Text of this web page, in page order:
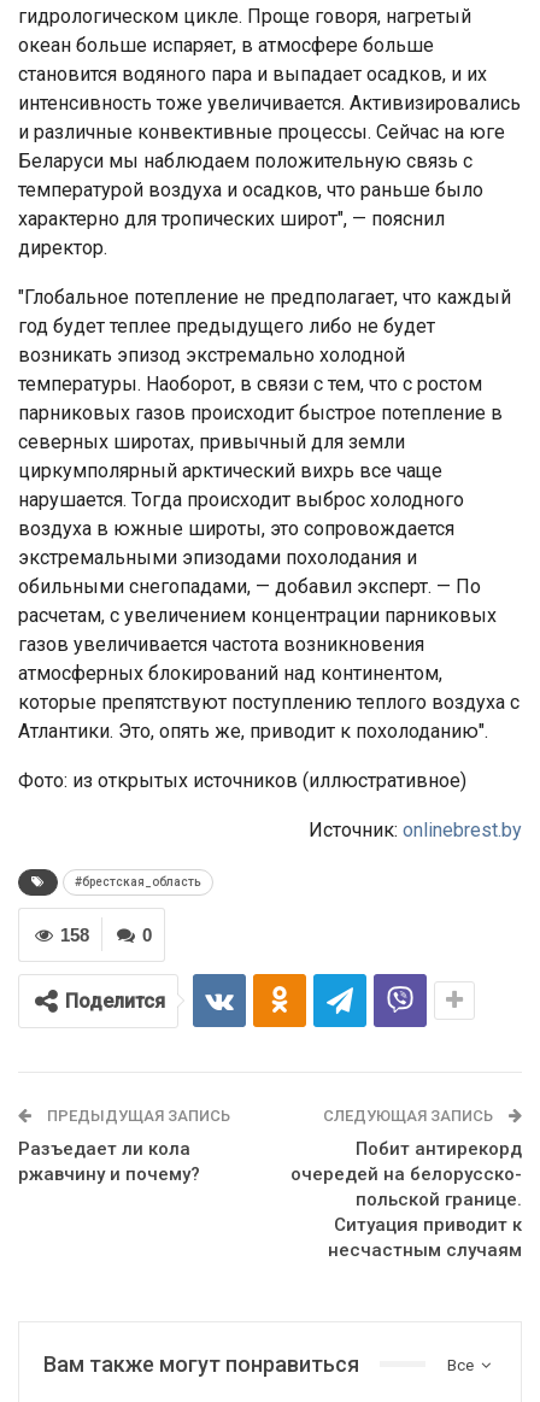
гидрологическом цикле. Проще говоря, нагретый
океан больше испаряет, в атмосфере больше
становится водяного пара и выпадает осадков, и их
интенсивность тоже увеличивается. Активизировались
и различные конвективные процессы. Сейчас на юге
Беларуси мы наблюдаем положительную связь с
температурой воздуха и осадков, что раньше было
характерно для тропических широт", — пояснил
директор.
"Глобальное потепление не предполагает, что каждый
год будет теплее предыдущего либо не будет
возникать эпизод экстремально холодной
температуры. Наоборот, в связи с тем, что с ростом
парниковых газов происходит быстрое потепление в
северных широтах, привычный для земли
циркумполярный арктический вихрь все чаще
нарушается. Тогда происходит выброс холодного
воздуха в южные широты, это сопровождается
экстремальными эпизодами похолодания и
обильными снегопадами, — добавил эксперт. — По
расчетам, с увеличением концентрации парниковых
газов увеличивается частота возникновения
атмосферных блокирований над континентом,
которые препятствуют поступлению теплого воздуха с
Атлантики. Это, опять же, приводит к похолоданию".
Фото: из открытых источников (иллюстративное)
Источник: onlinebrest.by
#брестская_область
0
158
Поделится
ПРЕДЫДУЩАЯ ЗАПИСЬ
Разъедает ли кола
ржавчину и почему?
СЛЕДУЮЩАЯ ЗАПИСЬ
Побит антирекорд
очередей на белорусско-
польской границе.
Ситуация приводит к
несчастным случаям
Все
Вам также могут понравиться